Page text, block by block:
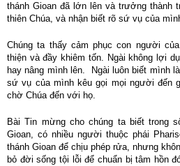
thánh Gioan đã lớn lên và trưởng thành
thiên Chúa, và nhận biết rõ sứ vụ của
Chúng ta thấy cảm phục con người
thiện và đầy khiêm tốn. Ngài không lợi
hay nâng mình lên. Ngài luôn biết mình
sứ vụ của mình kêu gọi mọi người đến
chờ Chúa đến với họ.
Bài Tin mừng cho chúng ta biết trong
Gioan, có nhiều người thuộc phái
thánh Gioan để chịu phép rửa, nhưng
bỏ đời sống tội lỗi để chuẩn bị tâm hồn